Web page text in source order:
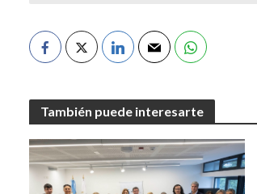
También puede interesarte